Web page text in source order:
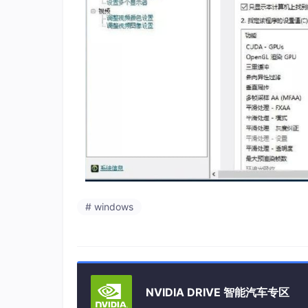
# windows
NVIDIA DRIVE 智能汽车专区